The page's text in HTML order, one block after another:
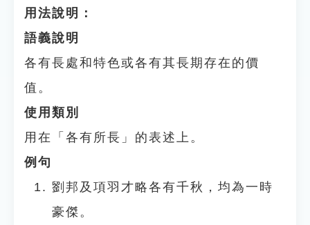
用法說明：
語義說明
各有長處和特色或各有其長期存在的價
值。
使用類別
用在「各有所長」的表述上。
例句
劉邦及項羽才略各有千秋，均為一時
豪傑。